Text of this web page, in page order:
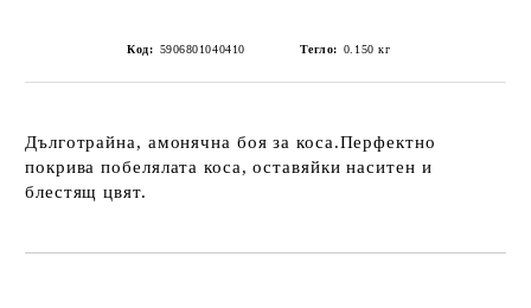
Код: 5906801040410 Тегло: 0.150 кг
Дълготрайна, амонячна боя за коса.Перфектно
покрива побелялата коса, оставяйки наситен и
блестящ цвят.